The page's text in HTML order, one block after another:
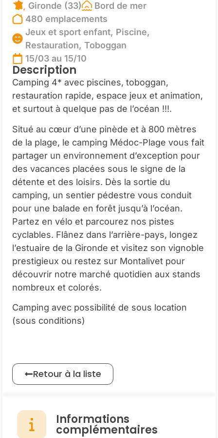
Gironde (33)
Bord de mer
480 emplacements
Jeux et sport enfant, Piscine,
Restauration, Toboggan
15/03 au 15/10
Description
Camping 4* avec piscines, toboggan,
restauration rapide, espace jeux et animation,
et surtout à quelque pas de l’océan !!!.
Situé au cœur d’une pinède et à 800 mètres
de la plage, le camping Médoc-Plage vous fait
partager un environnement d’exception pour
des vacances placées sous le signe de la
détente et des loisirs. Dès la sortie du
camping, un sentier pédestre vous conduit
pour une balade en forêt jusqu’à l’océan.
Partez en vélo et parcourez nos pistes
cyclables. Flânez dans l’arrière-pays, longez
l’estuaire de la Gironde et visitez son vignoble
prestigieux ou restez sur Montalivet pour
découvrir notre marché quotidien aux stands
nombreux et colorés.
Camping avec possibilité de sous location
(sous conditions)
Retour à la liste
Informations
complémentaires